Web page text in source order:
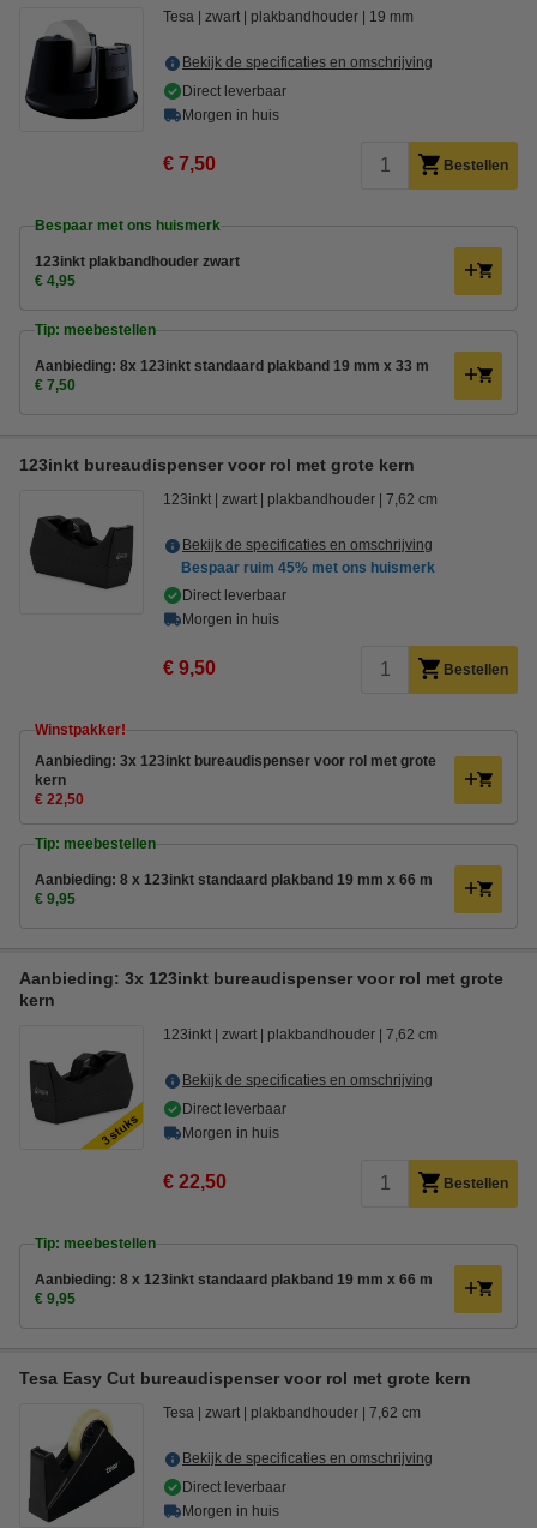
Tesa zwart plakbandhouder 19 mm
Bekijk de specificaties en omschrijving
Direct leverbaar
Morgen in huis
€ 7,50 Bestellen
Bespaar met ons huismerk
123inkt plakbandhouder zwart
€ 4,95
Tip: meebestellen
Aanbieding: 8x 123inkt standaard plakband 19 mm x 33 m
€ 7,50
123inkt bureaudispenser voor rol met grote kern
123inkt zwart plakbandhouder 7,62 cm
Bekijk de specificaties en omschrijving
Bespaar ruim 45% met ons huismerk
Direct leverbaar
Morgen in huis
€ 9,50 Bestellen
Winstpakker!
Aanbieding: 3x 123inkt bureaudispenser voor rol met grote
kern
€ 22,50
Tip: meebestellen
Aanbieding: 8 x 123inkt standaard plakband 19 mm x 66 m
€ 9,95
Aanbieding: 3x 123inkt bureaudispenser voor rol met grote
kern
123inkt zwart plakbandhouder 7,62 cm
Bekijk de specificaties en omschrijving
Direct leverbaar
Morgen in huis
€ 22,50 Bestellen
Tip: meebestellen
Aanbieding: 8 x 123inkt standaard plakband 19 mm x 66 m
€ 9,95
Tesa Easy Cut bureaudispenser voor rol met grote kern
Tesa zwart plakbandhouder 7,62 cm
Bekijk de specificaties en omschrijving
Direct leverbaar
Morgen in huis